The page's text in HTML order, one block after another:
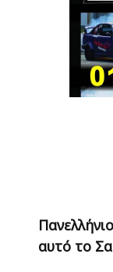
αυτό το